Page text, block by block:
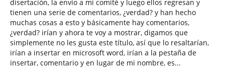
disertación, la envío a mi comité y luego ellos regresan y
tienen una serie de comentarios, ¿verdad? y han hecho
muchas cosas a esto y básicamente hay comentarios,
¿verdad? irían y ahora te voy a mostrar, digamos que
simplemente no les gusta este título, así que lo resaltarían,
irían a insertar en microsoft word, irían a la pestaña de
insertar, comentario y en lugar de mi nombre, es...